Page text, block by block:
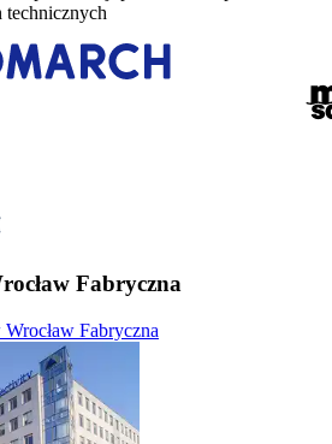
technicznych
Fabryczna
Fabryczna